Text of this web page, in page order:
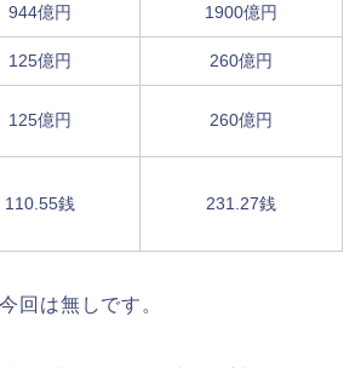
944億円 1900億円
125億円 260億円
125億円 260億円
110.55銭 231.27銭
回は無しです。